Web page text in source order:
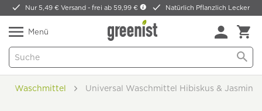
Nur 5,49 € Versand -frei ab 59,99 € Natürlich Pflanzlich Lecker
Menü
Waschmittel Universal Waschmittel Hibiskus & Jasmin